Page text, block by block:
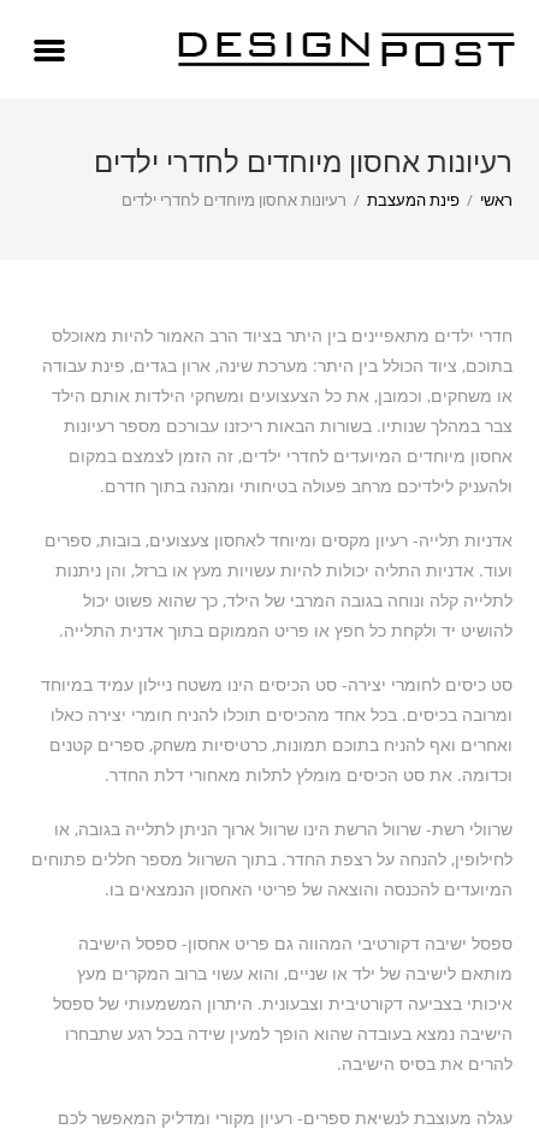
רעיונות אחסון מיוחדים לחדרי ילדים
ראשי / פינת המעצבת / רעיונות אחסון מיוחדים לחדרי ילדים
חדרי ילדים מתאפיינים בין היתר בציוד הרב האמור להיות מאוכלס
בתוכם, ציוד הכולל בין היתר: מערכת שינה, ארון בגדים, פינת עבודה
או משחקים, וכמובן, את כל הצעצועים ומשחקי הילדות אותם הילד
צבר במהלך שנותיו. בשורות הבאות ריכזנו עבורכם מספר רעיונות
אחסון מיוחדים המיועדים לחדרי ילדים, זה הזמן לצמצם במקום
ולהעניק לילדיכם מרחב פעולה בטיחותי ומהנה בתוך חדרם.
אדניות תלייה- רעיון מקסים ומיוחד לאחסון צעצועים, בובות, ספרים
ועוד. אדניות התליה יכולות להיות עשויות מעץ או ברזל, והן ניתנות
לתלייה קלה ונוחה בגובה המרבי של הילד, כך שהוא פשוט יכול
להושיט יד ולקחת כל חפץ או פריט הממוקם בתוך אדנית התלייה.
סט כיסים לחומרי יצירה- סט הכיסים הינו משטח ניילון עמיד במיוחד
ומרובה בכיסים. בכל אחד מהכיסים תוכלו להניח חומרי יצירה כאלו
ואחרים ואף להניח בתוכם תמונות, כרטיסיות משחק, ספרים קטנים
וכדומה. את סט הכיסים מומלץ לתלות מאחורי דלת החדר.
שרוולי רשת- שרוול הרשת הינו שרוול ארוך הניתן לתלייה בגובה, או
לחילופין, להנחה על רצפת החדר. בתוך השרוול מספר חללים פתוחים
המיועדים להכנסה והוצאה של פריטי האחסון הנמצאים בו.
ספסל ישיבה דקורטיבי המהווה גם פריט אחסון- ספסל הישיבה
מותאם לישיבה של ילד או שניים, והוא עשוי ברוב המקרים מעץ
איכותי בצביעה דקורטיבית וצבעונית. היתרון המשמעותי של ספסל
הישיבה נמצא בעובדה שהוא הופך למעין שידה בכל רגע שתבחרו
להרים את בסיס הישיבה.
עגלה מעוצבת לנשיאת ספרים- רעיון מקורי ומדליק המאפשר לכם